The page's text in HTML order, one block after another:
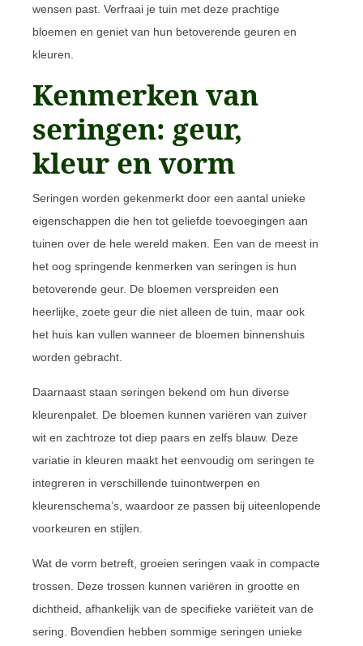
wensen past. Verfraai je tuin met deze prachtige
bloemen en geniet van hun betoverende geuren en
kleuren.
Kenmerken van
seringen: geur,
kleur en vorm
Seringen worden gekenmerkt door een aantal unieke
eigenschappen die hen tot geliefde toevoegingen aan
tuinen over de hele wereld maken. Een van de meest in
het oog springende kenmerken van seringen is hun
betoverende geur. De bloemen verspreiden een
heerlijke, zoete geur die niet alleen de tuin, maar ook
het huis kan vullen wanneer de bloemen binnenshuis
worden gebracht.
Daarnaast staan seringen bekend om hun diverse
kleurenpalet. De bloemen kunnen variëren van zuiver
wit en zachtroze tot diep paars en zelfs blauw. Deze
variatie in kleuren maakt het eenvoudig om seringen te
integreren in verschillende tuinontwerpen en
kleurenschema’s, waardoor ze passen bij uiteenlopende
voorkeuren en stijlen.
Wat de vorm betreft, groeien seringen vaak in compacte
trossen. Deze trossen kunnen variëren in grootte en
dichtheid, afhankelijk van de specifieke variëteit van de
sering. Bovendien hebben sommige seringen unieke